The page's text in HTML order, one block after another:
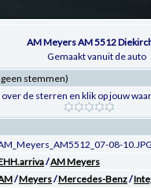
AM Meyers AM 5512
Gemaakt vanuit de auto
stemmen)
de sterren en klik op jouw
08-
/AM Meyers
/Meyers/Mercedes-Benz/